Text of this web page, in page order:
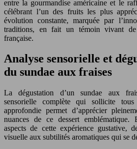
entre la gourmandise américaine et le
célébrant l’un des fruits les plus
évolution constante, marquée par
traditions, en fait un témoin vivant
française.
Analyse sensorielle et
du sundae aux fraises
La dégustation d’un sundae aux
sensorielle complète qui sollicite
approfondie permet d’apprécier
nuances de ce dessert emblématique.
aspects de cette expérience gustative,
visuelle aux subtilités aromatiques qui se